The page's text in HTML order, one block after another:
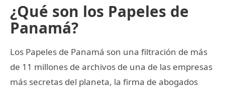
¿Qué son los Papeles de
Panamá?
Los Papeles de Panamá son una filtración de más
de 11 millones de archivos de una de las empresas
más secretas del planeta, la firma de abogados